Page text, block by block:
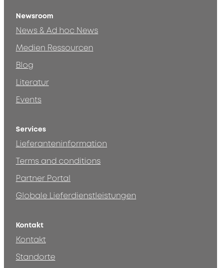
Newsroom
News & Ad hoc News
Medien Ressourcen
Blog
Literatur
Events
Services
Lieferanteninformation
Terms and conditions
Partner Portal
Globale Lieferdienstleistungen
Kontakt
Kontakt
Standorte